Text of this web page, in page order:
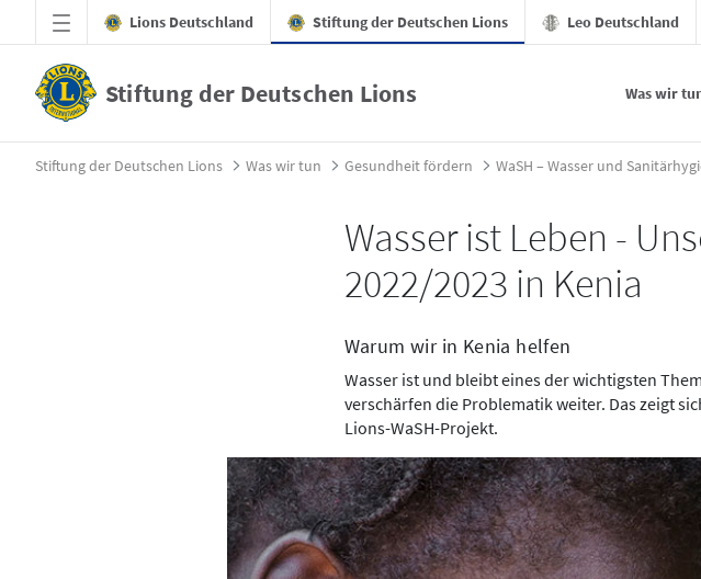
Zum Hauptinhalt springen
Lions Deutschland Stiftung der Deutschen Lions Leo Deutschland
Stiftung der Deutschen Lions Was wir
WaSH Kenia - Stiftung der Deutschen Lions
Stiftung der Deutschen Lions Was wir tun Gesundheit fördern WaSH – Wasser und
Wasser ist Leben -
2022/2023 in Kenia
Warum wir in Kenia helfen
Wasser ist und bleibt eines der wichtigsten
verschärfen die Problematik weiter. Das zeigt
Lions-WaSH-Projekt.